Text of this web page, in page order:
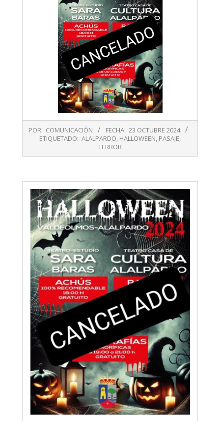
10-
POR: COMUNICACIÓN FECHA: 23 OCTUBRE 2024
ETIQUETADO: ALALPARDO, HALLOWEEN, PASAJE,
TERROR